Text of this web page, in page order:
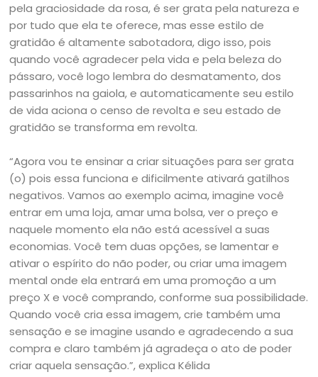
pela graciosidade da rosa, é ser grata pela natureza e
por tudo que ela te oferece, mas esse estilo de
gratidão é altamente sabotadora, digo isso, pois
quando você agradecer pela vida e pela beleza do
pássaro, você logo lembra do desmatamento, dos
passarinhos na gaiola, e automaticamente seu estilo
de vida aciona o censo de revolta e seu estado de
gratidão se transforma em revolta.
“Agora vou te ensinar a criar situações para ser grata
(o) pois essa funciona e dificilmente ativará gatilhos
negativos. Vamos ao exemplo acima, imagine você
entrar em uma loja, amar uma bolsa, ver o preço e
naquele momento ela não está acessível a suas
economias. Você tem duas opções, se lamentar e
ativar o espírito do não poder, ou criar uma imagem
mental onde ela entrará em uma promoção a um
preço X e você comprando, conforme sua possibilidade.
Quando você cria essa imagem, crie também uma
sensação e se imagine usando e agradecendo a sua
compra e claro também já agradeça o ato de poder
criar aquela sensação.”, explica Kélida